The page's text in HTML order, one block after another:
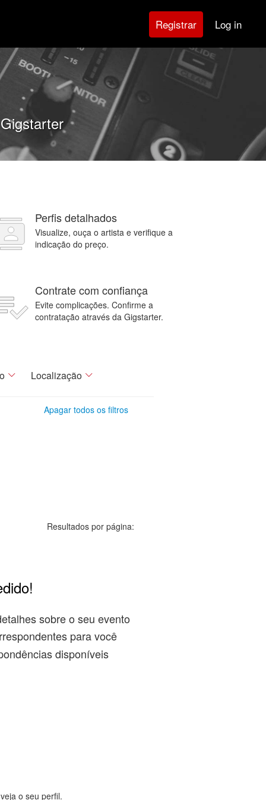
Registrar Log in
Perfis detalhados
Visualize, ouça o artista e verifique a
indicação do preço.
Contrate com confiança
Evite complicações. Confirme a
contratação através da Gigstarter.
Localização
Apagar todos os filtros
Resultados por página:
sobre o seu evento
para você
disponíveis
o seu perfil.